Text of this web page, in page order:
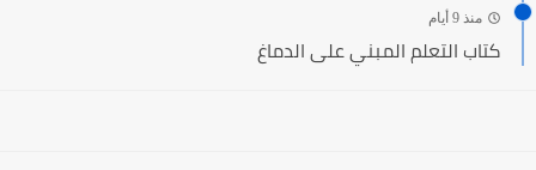
منذ 9 أيام
كتاب التعلم المبني على الدماغ